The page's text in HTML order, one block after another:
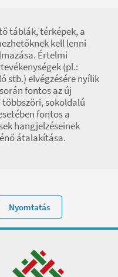
táblák, térképek, a
kell lenni
Értelmi
(pl.:
stb.) elvégzésére nyílik
fontos az új
sokoldalú
fontos a
hangjelzéseinek
átalakítása.
Nyomtatás